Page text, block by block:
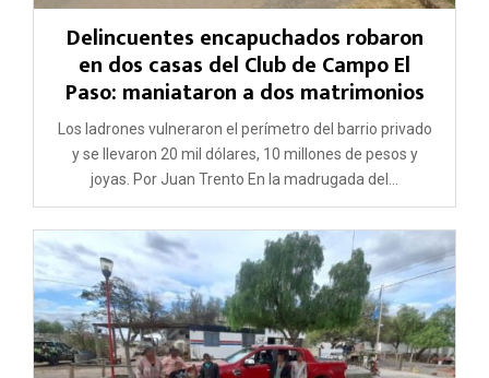
Delincuentes encapuchados robaron
en dos casas del Club de Campo El
Paso: maniataron a dos matrimonios
Los ladrones vulneraron el perímetro del barrio privado
y se llevaron 20 mil dólares, 10 millones de pesos y
joyas. Por Juan Trento En la madrugada del...